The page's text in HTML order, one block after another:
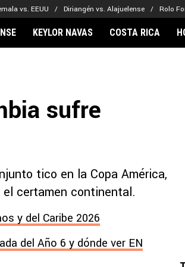
vs. EEUU Diriangén vs. Alajuelense Rolo
Alajuelense
Olimpia
Motagua
KEYLOR NAVAS COSTA RICA
sufre
tico en la Copa América,
certamen continental.
y del Caribe 2026
del Año 6 y dónde ver EN